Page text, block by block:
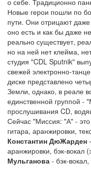
о себе. Традиционно
Новые герои пошли по
пути. Они отрицают
оно есть и как бы даже
реально существует,
но на ней нет клейма,
студия "CDL Sputnik"
свежей электронно-
диске представлено
Земли, однако, в реале
единственной группой -
прослушивания CD,
Сейчас "Миссия: "А" - это
гитара, аранжировки,
Константин ДюЖарден
аранжировки, бэк-вокал
Мульганова - бэк-